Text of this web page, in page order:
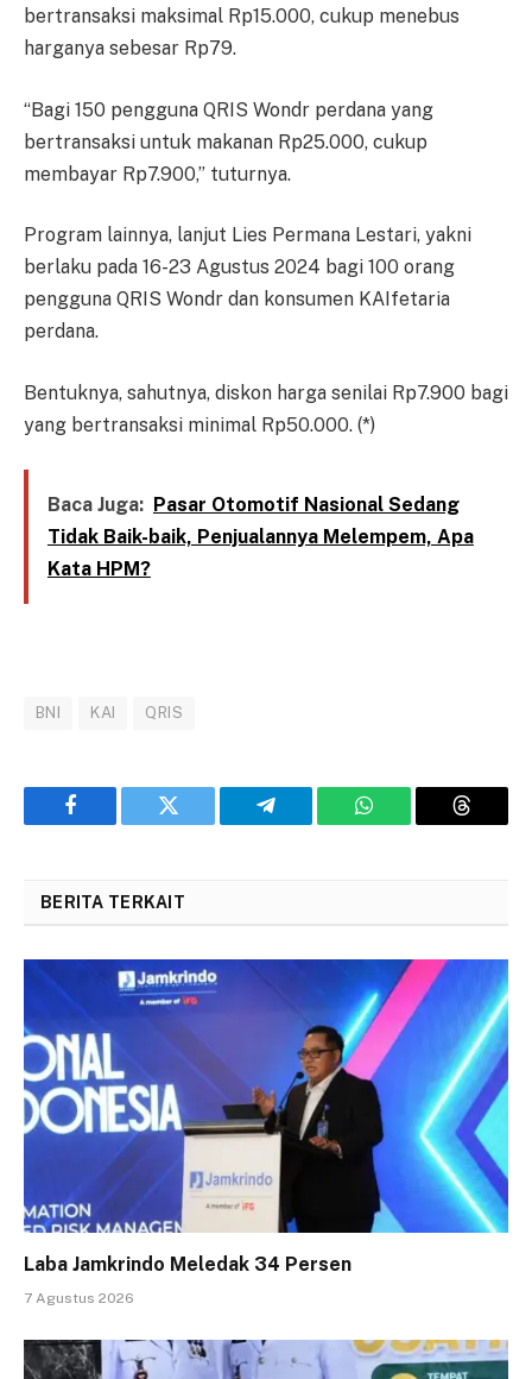
bertransaksi maksimal Rp15.000, cukup menebus
harganya sebesar Rp79.
“Bagi 150 pengguna QRIS Wondr perdana yang
bertransaksi untuk makanan Rp25.000, cukup
membayar Rp7.900,” tuturnya.
Program lainnya, lanjut Lies Permana Lestari, yakni
berlaku pada 16-23 Agustus 2024 bagi 100 orang
pengguna QRIS Wondr dan konsumen KAIfetaria
perdana.
Bentuknya, sahutnya, diskon harga senilai Rp7.900 bagi
yang bertransaksi minimal Rp50.000. (*)
Baca Juga: Pasar Otomotif Nasional Sedang
Tidak Baik-baik, Penjualannya Melempem, Apa
Kata HPM?
BNI KAI QRIS
Facebook Twitter Telegram WhatsApp Threads
BERITA TERKAIT
Laba Jamkrindo Meledak 34 Persen
7 Agustus 2026